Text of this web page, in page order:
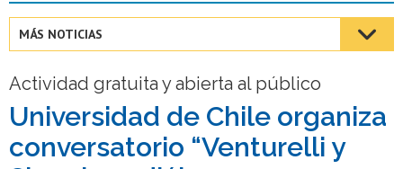
Estudiantes
Académicas/os
Funcionarias/os
Egresadas/os
MÁS NOTICIAS
Actividad gratuita y abierta al público
Universidad de Chile organiza
conversatorio “Venturelli y